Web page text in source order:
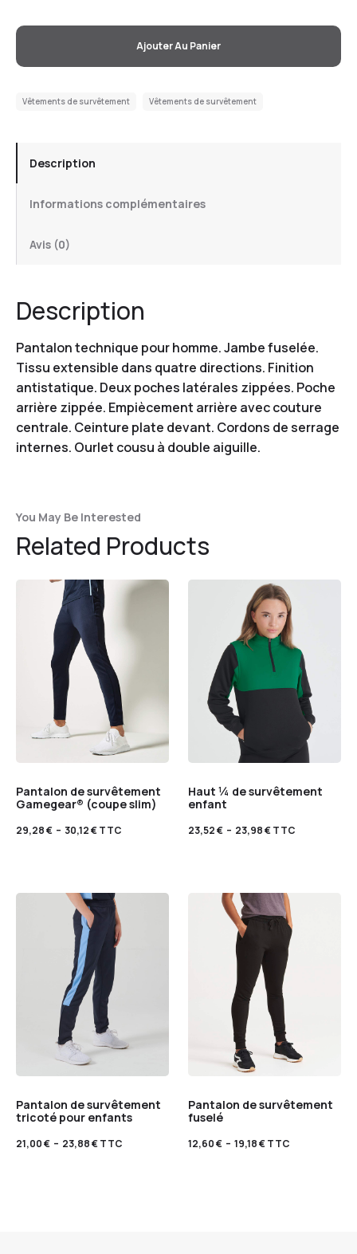
Ajouter Au Panier
Vêtements de survêtement Vêtements de survêtement
Description
Informations complémentaires
Avis (0)
Description
Pantalon technique pour homme. Jambe fuselée.
Tissu extensible dans quatre directions. Finition
antistatique. Deux poches latérales zippées. Poche
arrière zippée. Empiècement arrière avec couture
centrale. Ceinture plate devant. Cordons de serrage
internes. Ourlet cousu à double aiguille.
You May Be Interested
Related Products
Pantalon de survêtement
Gamegear® (coupe slim)
29,28€ – 30,12€TTC
Haut ¼ de survêtement
enfant
23,52€ – 23,98€TTC
Pantalon de survêtement
tricoté pour enfants
21,00€ – 23,88€TTC
Pantalon de survêtement
fuselé
12,60€ – 19,18€TTC